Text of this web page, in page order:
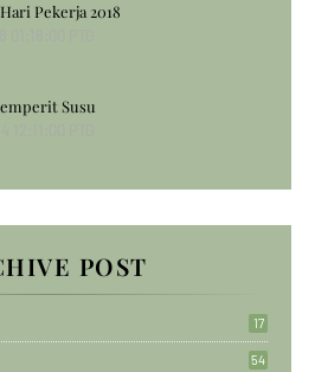
Pekerja 2018
Susu
POST
17
54